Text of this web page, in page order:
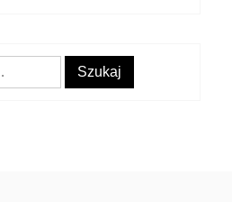
Szukaj